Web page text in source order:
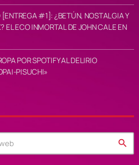
[ENTREGA #1]: ¿BETÚN, NOSTALGIA Y
EL ECO INMORTAL DE JOHN CALE EN
POR SPOTIFY AL DELIRIO
PISUCHI»
search